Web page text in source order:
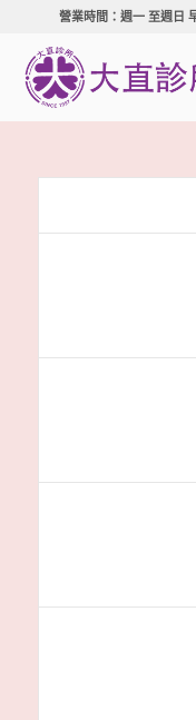
營業時間：週一 至週日